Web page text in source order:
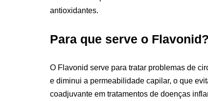
antioxidantes.
Para que serve o Flavonid?
O Flavonid serve para tratar problemas de
e diminui a permeabilidade capilar, o que
coadjuvante em tratamentos de doenças